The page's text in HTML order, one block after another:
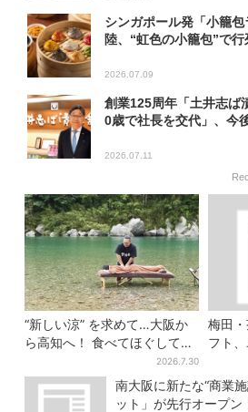
シンガポール発「小籠
陸、“虹色の小籠包”で
2026.07.09
創業125周年「土井志ば
0歳で社長を交代」、今
2026.07.11
“新しい涼” を求めて…大阪か
ら高知へ！ 食べてほぐして
「仁淀ブルー」でととのう体
験旅【2026夏最新版】
2026.7.30
梅田
フト
新店
南大阪に新たな“商業
ット」が先行オープ